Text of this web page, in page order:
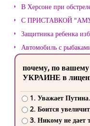
В Херсоне при
С ПРИСТАВКОЙ
Защитника ребенка
Автомобиль с
почему, по
УКРАИНЕ в
1. Уважает Путина.
2. Боится
3. Никому не дает